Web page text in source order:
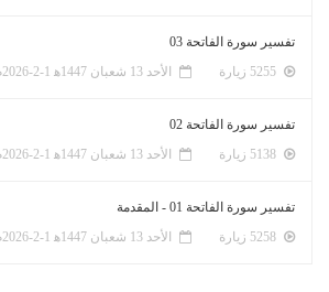
تفسير سورة الفاتحة 03
الأحد 13 شعبان 1447ﻫ 1-2-2026م
تفسير سورة الفاتحة 02
الأحد 13 شعبان 1447ﻫ 1-2-2026م
تفسير سورة الفاتحة 01 - المقدمة
الأحد 13 شعبان 1447ﻫ 1-2-2026م